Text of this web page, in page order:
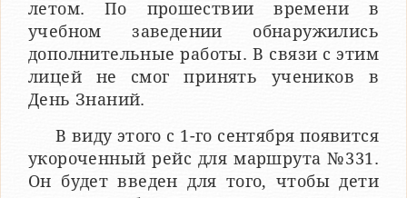
летом. По прошествии времени в
учебном заведении обнаружились
дополнительные работы. В связи с этим
лицей не смог принять учеников в
День Знаний.
В виду этого с 1-го сентября появится
укороченный рейс для маршрута №331.
Он будет введен для того, чтобы дети